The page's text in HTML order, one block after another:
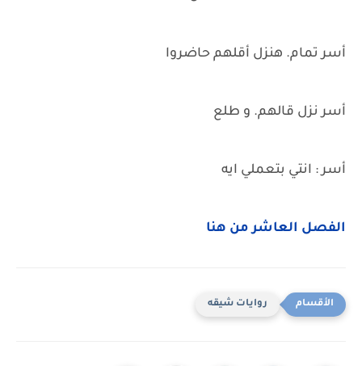
أسر تمام. هنزل أقلهم حاضروا
أسر نزل قالهم. و طلع
أسر : انتي بتعملي ايه
الفصل العاشر من هنا
روايات شيقه